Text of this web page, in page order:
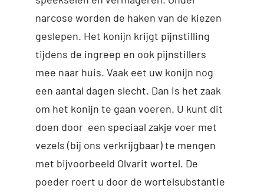
narcose worden de haken van de kiezen
geslepen. Het konijn krijgt pijnstilling
tijdens de ingreep en ook pijnstillers
mee naar huis. Vaak eet uw konijn nog
een aantal dagen slecht. Dan is het zaak
om het konijn te gaan voeren. U kunt dit
doen door een speciaal zakje voer met
vezels (bij ons verkrijgbaar) te mengen
met bijvoorbeeld Olvarit wortel. De
poeder roert u door de wortelsubstantie